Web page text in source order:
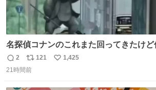
名探偵コナンのこれまた回ってきたけ
う魔力あるのよな
返
信
2
リ
ポ
121
い
1,425
21時間前